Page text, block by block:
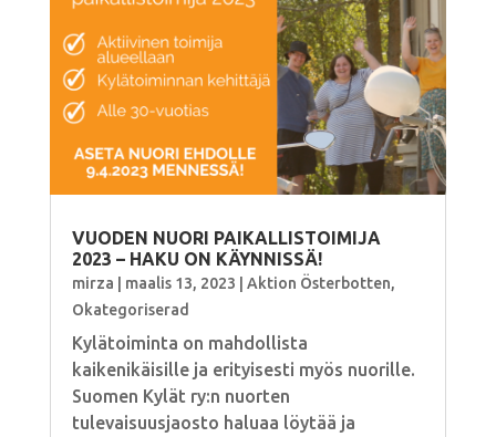
VUODEN NUORI PAIKALLISTOIMIJA
2023 – HAKU ON KÄYNNISSÄ!
mirza | maalis 13, 2023 | Aktion Österbotten,
Okategoriserad
Kylätoiminta on mahdollista
kaikenikäisille ja erityisesti myös nuorille.
Suomen Kylät ry:n nuorten
tulevaisuusjaosto haluaa löytää ja